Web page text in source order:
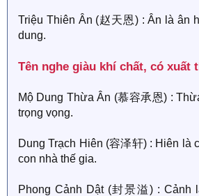
Triệu Thiên Ân (赵天恩) : Ân là ân
dung.
Tên nghe giàu khí chất, có xuất
Mộ Dung Thừa Ân (慕容承恩) :
trọng vọng.
Dung Trạch Hiên (容泽轩) : Hiên là
con nhà thế gia.
Phong Cảnh Dật (封景溢) : Cảnh